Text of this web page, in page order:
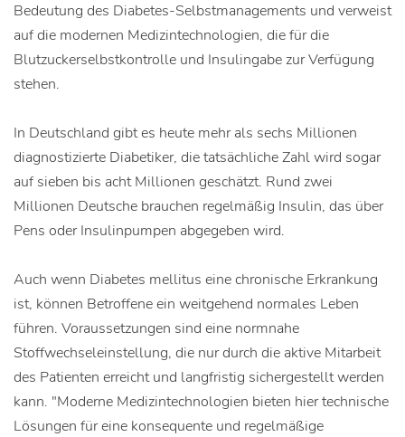
Bedeutung des Diabetes-Selbstmanagements und verweist
auf die modernen Medizintechnologien, die für die
Blutzuckerselbstkontrolle und Insulingabe zur Verfügung
stehen.
In Deutschland gibt es heute mehr als sechs Millionen
diagnostizierte Diabetiker, die tatsächliche Zahl wird sogar
auf sieben bis acht Millionen geschätzt. Rund zwei
Millionen Deutsche brauchen regelmäßig Insulin, das über
Pens oder Insulinpumpen abgegeben wird.
Auch wenn Diabetes mellitus eine chronische Erkrankung
ist, können Betroffene ein weitgehend normales Leben
führen. Voraussetzungen sind eine normnahe
Stoffwechseleinstellung, die nur durch die aktive Mitarbeit
des Patienten erreicht und langfristig sichergestellt werden
kann. "Moderne Medizintechnologien bieten hier technische
Lösungen für eine konsequente und regelmäßige